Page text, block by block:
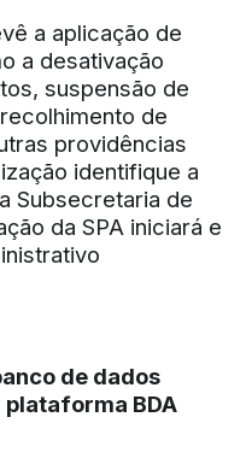
a aplicação de
a desativação
suspensão de
de
providências
identifique a
Subsecretaria de
da SPA iniciará e
de dados
BDA